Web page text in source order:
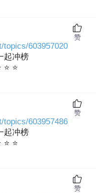
topics/603957020
起冲榜
⭐ ⭐
赞
topics/603957486
起冲榜
⭐ ⭐
赞
赞